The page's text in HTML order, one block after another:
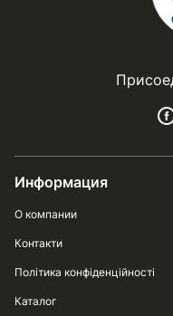
Информация
О компании
Контакти
Політика конфіденційності
Каталог